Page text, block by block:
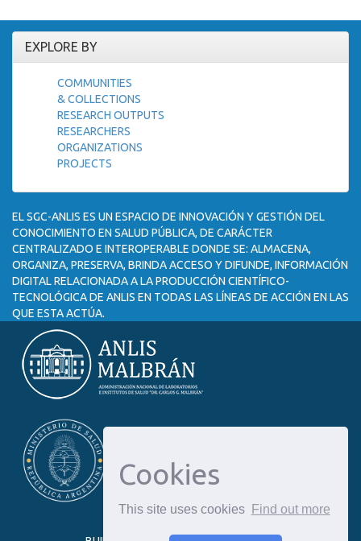
Cookies
This site uses cookies Find out more
EXPLORE BY
COMMUNITIES
& COLLECTIONS
RESEARCH OUTPUTS
RESEARCHERS
ORGANIZATIONS
PROJECTS
EL SGC-ANLIS ES UN ESPACIO DE INNOVACIÓN Y GESTIÓN DEL
CONOCIMIENTO EN SALUD PÚBLICA, DE CARÁCTER
CENTRALIZADO E INTEROPERABLE DONDE SE: ALMACENA,
ORGANIZA, PRESERVA, BRINDA ACCESO Y DIFUNDE, INFORMACIÓN
DIGITAL RELACIONADA A LA PRODUCCIÓN CIENTÍFICO-
TECNOLÓGICA DE ANLIS EN TODAS LAS LÍNEAS DE ACCIÓN EN LAS
QUE ESTA ACTÚA.